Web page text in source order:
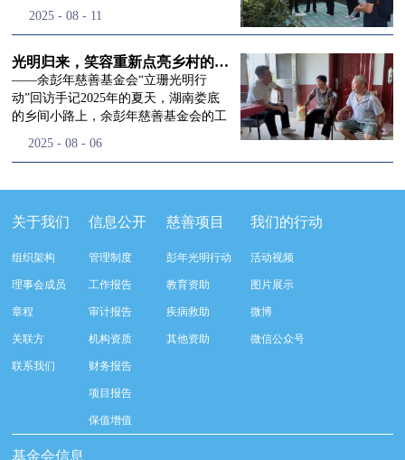
民、济世利人"的慈善理念所做出的突
流程，完成了新一届治理层的选举任
命，全新的第四届理事会正式组建完
成：选举彭志兵、徐滨、彭新英、李
栋、李玲辉、郭启兴、梅鑫为余彭年慈
余彭年慈善基金会第四届理事会监事。
徐滨先生当选余彭年慈善基金会第四届
先生依次为新一任理事长徐滨先生及秘
新起点上，基金会将始终坚守创立初
心，继续沿着余彭年先生的慈善足迹稳
步前行：一方面将持续巩固已有的品牌
公益项目优势，把帮扶资源更精准地向
索适配新时代公益环境的创新路径，联
动更多社会爱心力量，搭建更透明、更
阔的角落，用实际行动践行"取之于社
会、用之于社会"的公益承诺。未来，
余彭年慈善基金会将在新一届理事会的
带领下，以更饱满的热忱投身公益慈善
市与县域，一趟趟奔赴偏远地区，只为
景，这份认可，也让我们更加笃定前行
的脚步。启动仪式落幕之后，我们没有
即刻返程，联合赤峰市残联的工作人
员、专业医护队伍走入乡间小路，随机
小路弯弯曲曲，两边是繁茂的林木，我
家中。简朴的乡村民居陈设简单，老人
往日家中大大小小的农活，全都压在了
老伴一人肩上。此前季爷爷的左眼早已
彻底失明，卧床的日子里视野一片昏
暗，行动受限再加上双目近乎失明，老
人常常对往后的生活满心忧虑。得益于
去年项目开展的右眼手术，如今他的右
眼重获视力，平日里能够看清手机屏
幕，简单的日常起居也可以自己打理不
少。聊天的时候季爷爷语气满是庆
幸：“本来走路就不利索，要是双眼都
看不见，真的不敢设想往后的日子。现
欣以及余彭年慈善基金会志愿者姜颖妍
峰市残联理事长孙德欣对我们“彭年光
明行动”给予了高度的肯定，他表示“彭
年光明行动”不仅仅是帮助白内障患者
恢复光明，最重要的是减轻了患者家庭
事业的生动体现。随后余彭年慈善基金
光明行动”在内蒙的点点滴滴，并希望
覆盖，加强术后随访与科普宣传，同时
仪式后余彭年慈善基金会一行实地探访
了项目实施的一线情况，详细了解了患
流程就诊环节。 探访结束后，我们一行
开始对参与项目的患者进行了随机的回
项目的患者进行了随机的回访。居住在
松山区三道井子村的王奶奶左眼一直视
检查治疗。村里的赵书记在走访过程中
2025 - 08 - 11
光明归来，笑容重新点亮乡村的角落
——余彭年慈善基金会“立珊光明行
动”回访手记2025年的夏天，湖南娄底
的乡间小路上，余彭年慈善基金会的工
着一份特别的牵挂，走进了一个个普通
曾经被白内障困扰的老人，在接受
发生了怎样的变化。“现在能看清菜苗
来到涟源市渡头塘乡洪家村。72岁的曾
爷爷正在自家菜地里忙碌。他曾是村里
见，另一只眼睛的视力也越来越差。以
前，他看不清鱼塘的水位，也分不清菜
术后，眼睛亮堂多了！”老人笑着说。
现在，他能清楚地看到鱼塘里鱼儿游动
杂草。尽管手部有残疾，但他在田埂上
2025 - 08 - 06
关于我们
组织架构
理事会成员
章程
关联方
联系我们
信息公开
管理制度
工作报告
审计报告
机构资质
财务报告
项目报告
保值增值
慈善项目
彭年光明行动
教育资助
疾病救助
其他资助
我们的行动
活动视频
图片展示
微博
微信公众号
基金会信息